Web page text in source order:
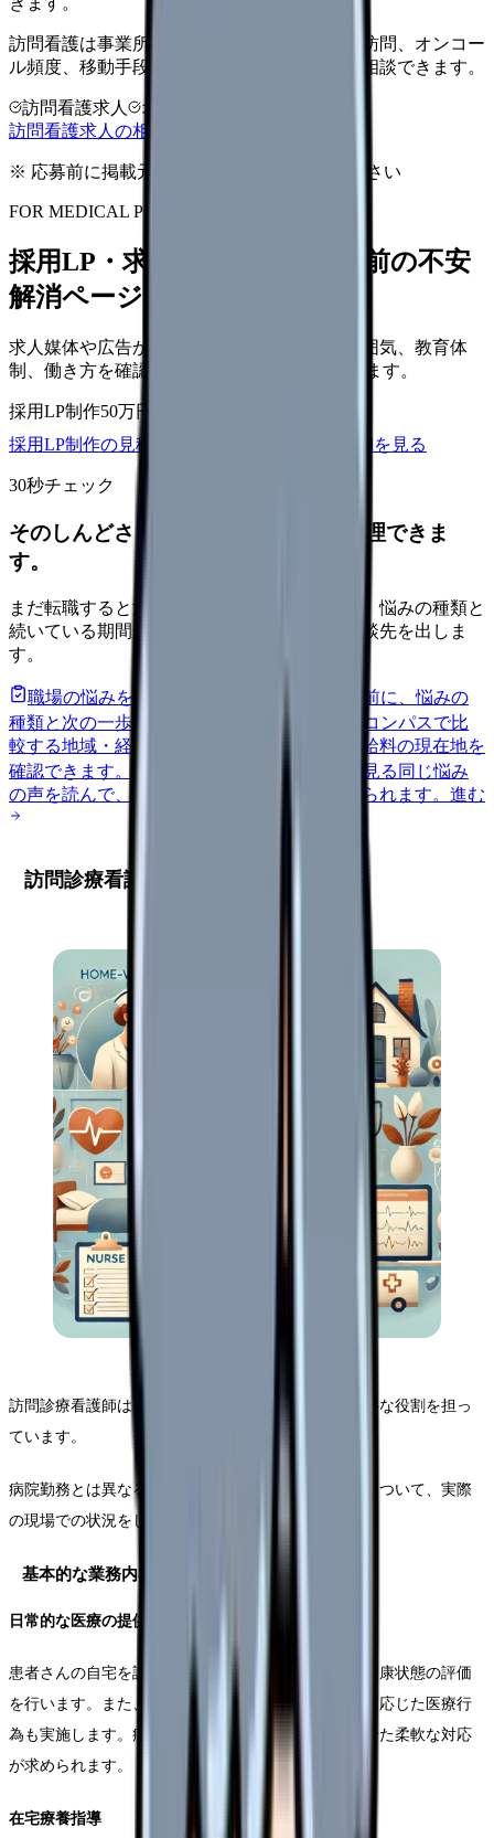
訪問看護は事業所差が大きい領域です。同行訪問、オンコー
ル頻度、移動手段、給与条件を比較してから相談できます。
訪問看護求人 オンコール確認
訪問看護求人の相談前チェックを見る
※ 応募前に掲載元の最新情報を確認してください
FOR MEDICAL PROVIDERS
採用LP・求人ページを、応募前の不安
解消ページにできます
求人媒体や広告から来た看護師が、職場の雰囲気、教育体
制、働き方を確認して応募できるLPを設計します。
採用LP制作50万円〜
採用LP制作の見積もりを依頼
サービス詳細を見る
30秒チェック
そのしんどさ、転職すべきサインか整理できま
す。
まだ転職すると決めていなくても大丈夫です。悩みの種類と
続いている期間から、次に見るべき記事と相談先を出しま
す。
職場の悩みを30秒で診断
辞めるべきか迷う前に、悩みの
種類と次の一歩を整理します。
給料コンパスで比
較する地域・経験年数・施設形態から、今の給料の現在地を
確認できます。
匿名掲示板で本音を見る 同じ悩み
の声を読んで、今の職場だけの問題か確かめられます。 進む
訪問診療看護師の仕事の特徴
訪問診療看護師は、在宅での医療ニーズに応える重要な役割を担っ
ています。
病院勤務とは異なる特有の業務内容や必要なスキルについて、実際
の現場での状況をじっくり説明していきます。
基本的な業務内容
日常的な医療の提供
患者さんの自宅を訪問し、バイタルサインの測定や健康状態の評価
を行います。また、処方薬の管理や服薬指導、必要に応じた医療行
為も実施します。病院とは異なり、生活環境に合わせた柔軟な対応
が求められます。
在宅療養指導